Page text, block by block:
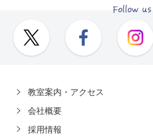
教室案内・アクセス
会社概要
採用情報